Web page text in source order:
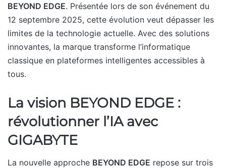
BEYOND EDGE. Présentée lors de son événement du
12 septembre 2025, cette évolution veut dépasser les
limites de la technologie actuelle. Avec des solutions
innovantes, la marque transforme l’informatique
classique en plateformes intelligentes accessibles à
tous.
La vision BEYOND EDGE :
révolutionner l’IA avec
GIGABYTE
La nouvelle approche BEYOND EDGE repose sur trois